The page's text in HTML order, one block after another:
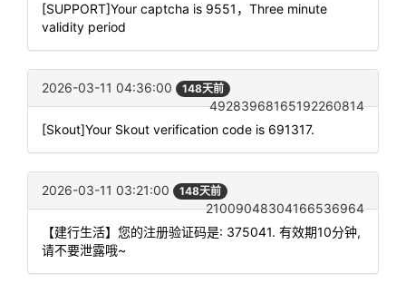
[SUPPORT]Your captcha is 9551，Three minute
validity period
2026-03-11 04:36:00 148天前
49283968165192260814
[Skout]Your Skout verification code is 691317.
2026-03-11 03:21:00 148天前
21009048304166536964
【建行生活】您的注册验证码是: 375041. 有效期10分钟,
请不要泄露哦~